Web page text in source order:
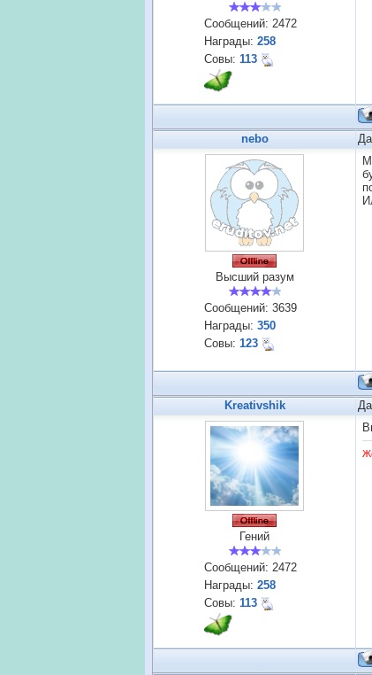
Сообщений: 2472
Награды: 258
Совы: 113
nebo
Высший разум
Сообщений: 3639
Награды: 350
Совы: 123
Kreativshik
Гений
Сообщений: 2472
Награды: 258
Совы: 113